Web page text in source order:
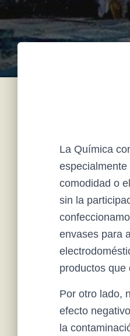
La Química
comodidad o
sin la
envases para
productos que
Por otro lado,
efecto
la